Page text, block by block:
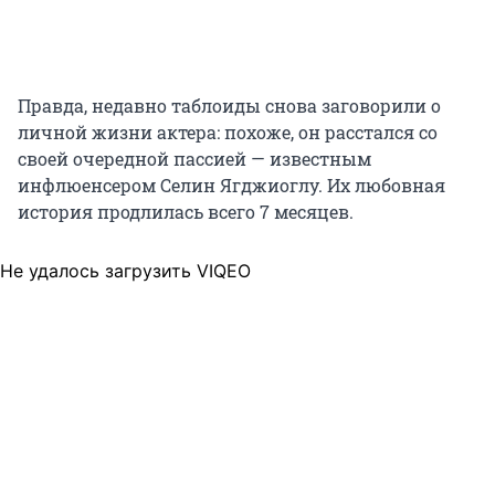
Правда, недавно таблоиды снова заговорили о
личной жизни актера: похоже, он расстался со
своей очередной пассией — известным
инфлюенсером Селин Ягджиоглу. Их любовная
история продлилась всего 7 месяцев.
Не удалось загрузить VIQEO